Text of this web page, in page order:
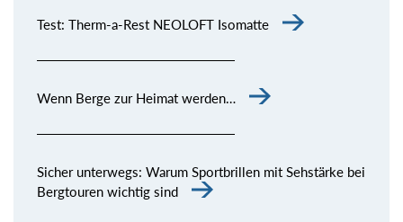
Test: Therm-a-Rest NEOLOFT Isomatte
Wenn Berge zur Heimat werden…
Sicher unterwegs: Warum Sportbrillen mit Sehstärke bei
Bergtouren wichtig sind